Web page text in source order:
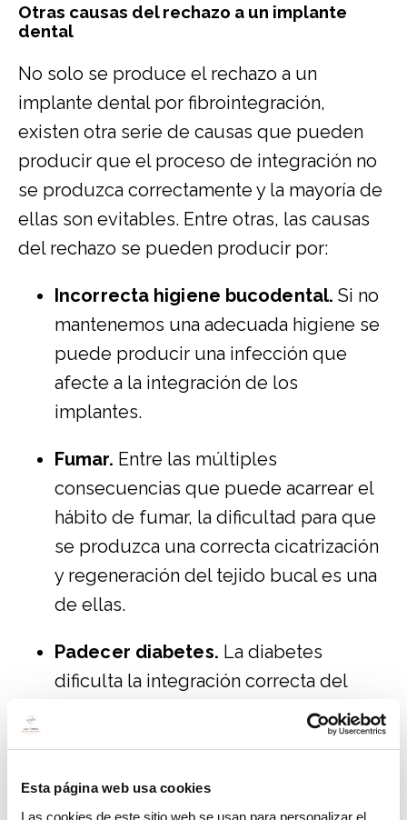
Esta página web usa cookies
Las cookies de este sitio web se usan para personalizar el
Otras causas del rechazo a un implante
dental
No solo se produce el rechazo a un
implante dental por fibrointegración,
existen otra serie de causas que pueden
producir que el proceso de integración no
se produzca correctamente y la mayoría de
ellas son evitables. Entre otras, las causas
del rechazo se pueden producir por:
Incorrecta higiene bucodental. Si no
mantenemos una adecuada higiene se
puede producir una infección que
afecte a la integración de los
implantes.
Fumar. Entre las múltiples
consecuencias que puede acarrear el
hábito de fumar, la dificultad para que
se produzca una correcta cicatrización
y regeneración del tejido bucal es una
de ellas.
Padecer diabetes. La diabetes
dificulta la integración correcta del
Bruxismo.Padecer bruxismo puede
ser muy perjudicial para la
osteointegración.